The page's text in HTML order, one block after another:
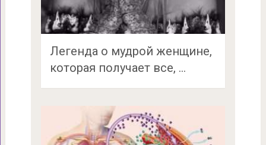
Легенда о мудрой женщине,
которая получает все, …